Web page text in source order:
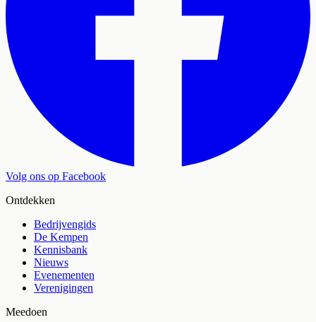
Volg ons op Facebook
Ontdekken
Bedrijvengids
De Kempen
Kennisbank
Nieuws
Evenementen
Verenigingen
Meedoen